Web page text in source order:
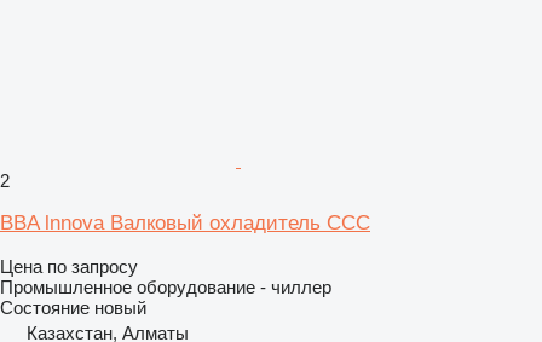
2
BBA lnnova Валковый охладитель CCC
Цена по запросу
Промышленное оборудование - чиллер
Состояние новый
Казахстан, Алматы